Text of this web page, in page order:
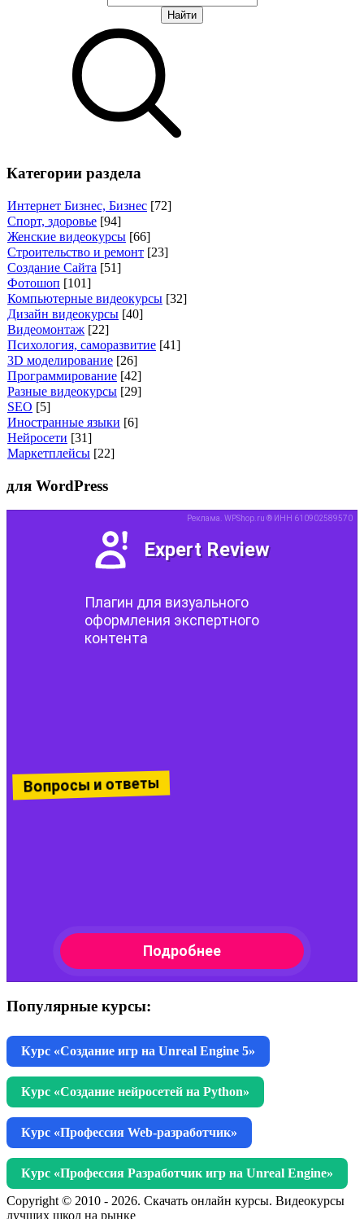
Категории раздела
Интернет Бизнес, Бизнес [72]
Спорт, здоровье [94]
Женские видеокурсы [66]
Строительство и ремонт [23]
Создание Сайта [51]
Фотошоп [101]
Компьютерные видеокурсы [32]
Дизайн видеокурсы [40]
Видеомонтаж [22]
Психология, саморазвитие [41]
3D моделирование [26]
Программирование [42]
Разные видеокурсы [29]
SEO [5]
Иностранные языки [6]
Нейросети [31]
Маркетплейсы [22]
для WordPress
Популярные курсы:
Курс «Создание игр на Unreal Engine 5»
Курс «Создание нейросетей на Python»
Курс «Профессия Web-разработчик»
Курс «Профессия Разработчик игр на Unreal Engine»
Copyright © 2010 - 2026. Скачать онлайн курсы. Видеокурсы
лучших школ на рынке